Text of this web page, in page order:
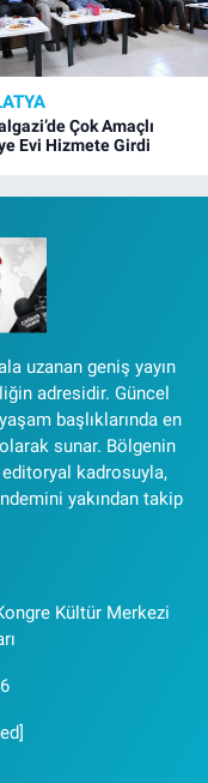
Çok Amaçlı
Evi Hizmete Girdi
uzanan geniş yayın
adresidir. Güncel
başlıklarında en
sunar. Bölgenin
kadrosuyla,
yakından takip
Kültür Merkezi